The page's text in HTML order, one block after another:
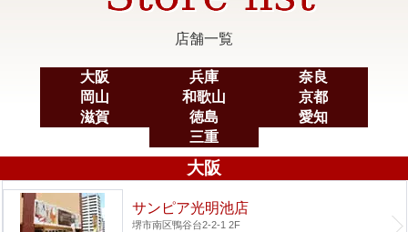
店舗一覧
大阪 兵庫
奈良
岡山
和歌山
京都
滋賀
徳島
愛知
三重
大阪
サンピア光明池店
堺市南区鴨谷台2-2-1 2F